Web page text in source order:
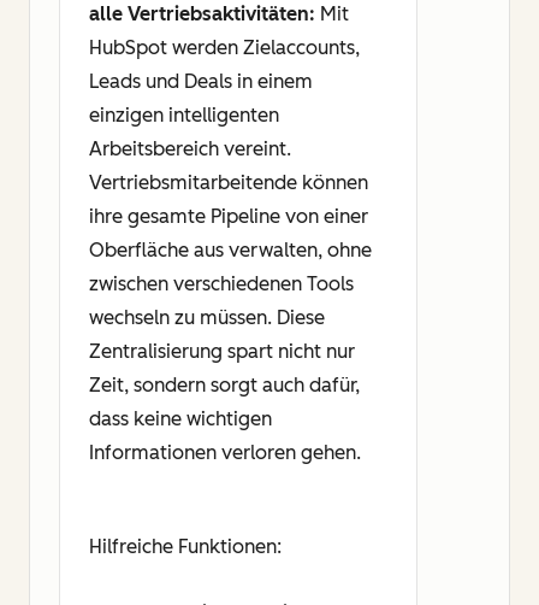
alle Vertriebsaktivitäten: Mit
HubSpot werden Zielaccounts,
Leads und Deals in einem
einzigen intelligenten
Arbeitsbereich vereint.
Vertriebsmitarbeitende können
ihre gesamte Pipeline von einer
Oberfläche aus verwalten, ohne
zwischen verschiedenen Tools
wechseln zu müssen. Diese
Zentralisierung spart nicht nur
Zeit, sondern sorgt auch dafür,
dass keine wichtigen
Informationen verloren gehen.
Hilfreiche Funktionen: